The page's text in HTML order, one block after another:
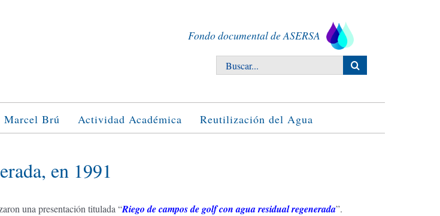
Fondo documental de ASERSA
Buscar:
Marcel Brú Actividad Académica Reutilización del Agua
en 1991
una presentación titulada “Riego de campos de golf con agua residual regenerada”.